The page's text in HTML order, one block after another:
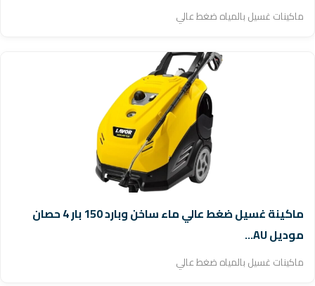
ماكينات غسيل بالمياه ضغط عالي
ماكينة غسيل ضغط عالي ماء ساخن وبارد 150 بار 4 حصان
موديل AU...
ماكينات غسيل بالمياه ضغط عالي